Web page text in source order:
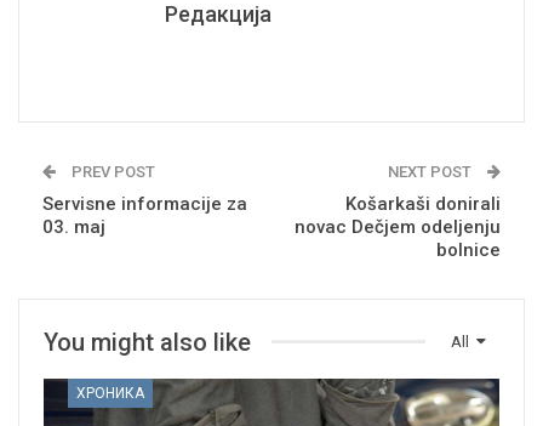
Редакција
PREV POST
Servisne informacije za
03. maj
NEXT POST
Košarkaši donirali
novac Dečjem odeljenju
bolnice
All
You might also like
ХРОНИКА